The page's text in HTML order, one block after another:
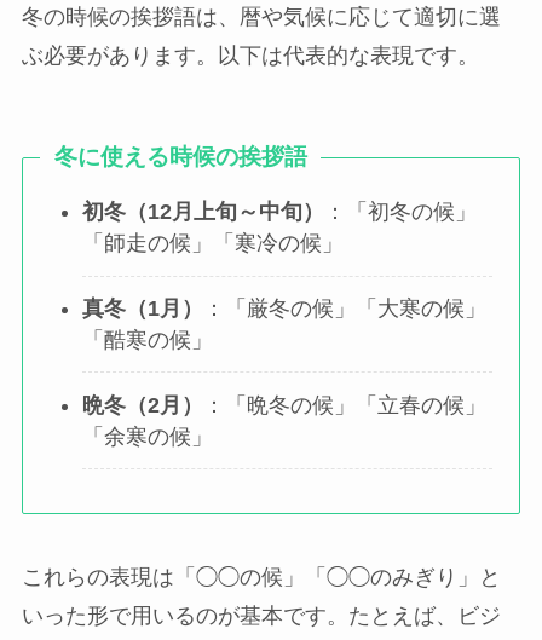
冬の時候の挨拶語は、暦や気候に応じて適切に選
ぶ必要があります。以下は代表的な表現です。
冬に使える時候の挨拶語
初冬（12月上旬～中旬）
：「初冬の候」
「師走の候」「寒冷の候」
真冬（1月）
：「厳冬の候」「大寒の候」
「酷寒の候」
晩冬（2月）
：「晩冬の候」「立春の候」
「余寒の候」
これらの表現は「◯◯の候」「◯◯のみぎり」と
いった形で用いるのが基本です。たとえば、ビジ